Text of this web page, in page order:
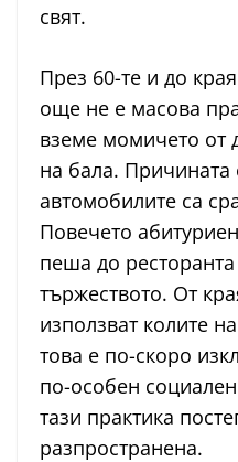
свят.
През 60-те и до
още не е масова
вземе момичето от
на бала. Причината
автомобилите са
Повечето
пеша до
тържеството. От
използват колите
това е по-скоро
по-особен
тази практика
разпространена.